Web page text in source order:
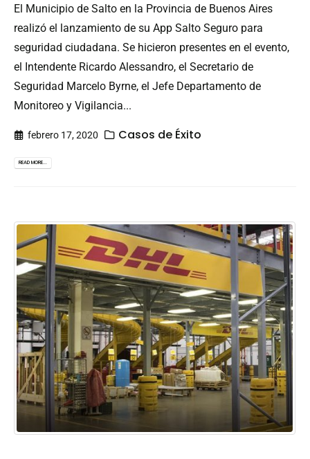
El Municipio de Salto en la Provincia de Buenos Aires
realizó el lanzamiento de su App Salto Seguro para
seguridad ciudadana. Se hicieron presentes en el evento,
el Intendente Ricardo Alessandro, el Secretario de
Seguridad Marcelo Byrne, el Jefe Departamento de
Monitoreo y Vigilancia...
febrero 17, 2020 Casos de Éxito
READ MORE...